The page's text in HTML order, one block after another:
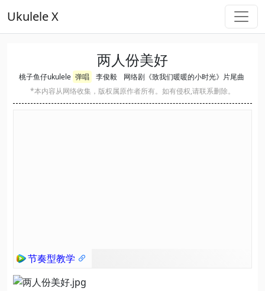
Ukulele X
两人份美好
桃子鱼仔ukulele 弹唱 李俊毅
网络剧《致我们暖暖的小时光》片尾曲
*本内容从网络收集，版权属原作者所有。如有侵权,请联系删除。
节奏型教学